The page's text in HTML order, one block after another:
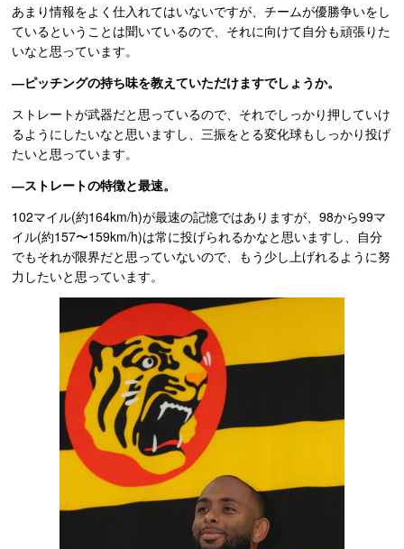
あまり情報をよく仕入れてはいないですが、チームが優勝争いをし
ているということは聞いているので、それに向けて自分も頑張りた
いなと思っています。
―ピッチングの持ち味を教えていただけますでしょうか。
ストレートが武器だと思っているので、それでしっかり押していけ
るようにしたいなと思いますし、三振をとる変化球もしっかり投げ
たいと思っています。
―ストレートの特徴と最速。
102マイル(約164km/h)が最速の記憶ではありますが、98から99マ
イル(約157〜159km/h)は常に投げられるかなと思いますし、自分
でもそれが限界だと思っていないので、もう少し上げれるように努
力したいと思っています。